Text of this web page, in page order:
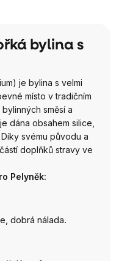
bylina s
je bylina s velmi
místo v tradičním
směsí a
dána obsahem silice,
svému původu a
doplňků stravy ve
Pelyněk:
dobrá nálada.